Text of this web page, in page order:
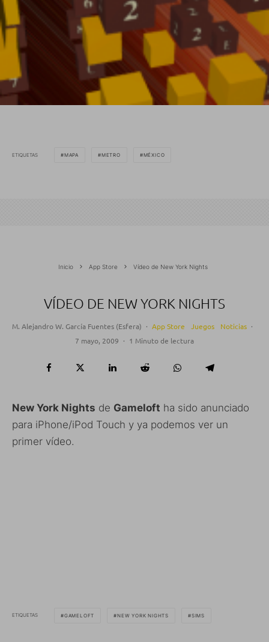
ETIQUETAS MAPA METRO MÉXICO
Inicio App Store Vídeo de New York Nights
VÍDEO DE NEW YORK NIGHTS
M. Alejandro W. García Fuentes (Esfera) · App Store Juegos Noticias ·
7 mayo, 2009 · 1 Minuto de lectura
New York Nights de Gameloft ha sido anunciado
para iPhone/iPod Touch y ya podemos ver un
primer vídeo.
ETIQUETAS GAMELOFT NEW YORK NIGHTS SIMS